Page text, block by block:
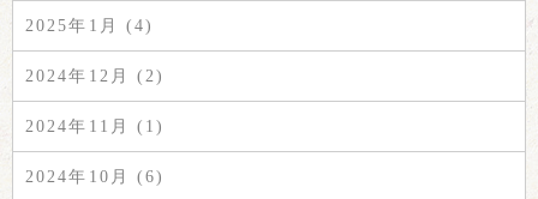
2025年1月 (4)
2024年12月 (2)
2024年11月 (1)
2024年10月 (6)